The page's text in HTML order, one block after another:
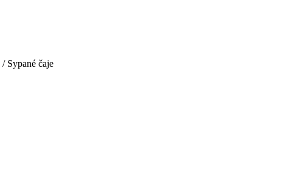
/ Sypané čaje